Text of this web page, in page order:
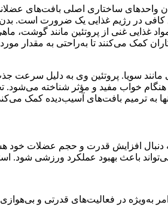
ساختاری اصلی بافت‌های
در رژیم غذایی یک ضرورت است. بدن
غنی از پروتئین مانند گوشت،
کمک می‌کنند تا به‌راحتی به مقدار
سویا. پروتئین وی به دلیل سرعت
مفید و مؤثر شناخته می‌شود.
ترمیم بافت‌های آسیب‌دیده کمک
افزایش قدرت و حجم عضلات خود
باعث بهبود عملکرد ورزشی شود.